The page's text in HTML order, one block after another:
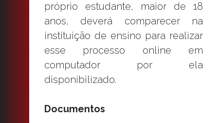
próprio estudante, maior de 18
anos, deverá comparecer na
instituição de ensino para realizar
esse processo online em
computador por ela
disponibilizado.
Documentos